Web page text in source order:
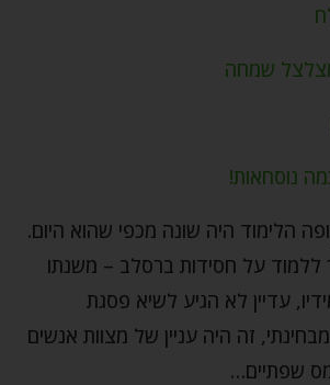
שמחה
נוסחאות!
הלימוד היה שונה מכפי שהוא היום.
על חסידות ברסלב – משנתו
עדיין לא הגיע לשיא פסגת
זה היה עניין של מצוות אנשים
שפתיים…